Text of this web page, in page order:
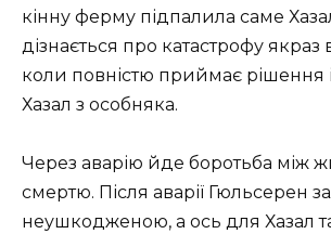
кінну ферму підпалила саме
дізнається про катастрофу
коли повністю приймає рішення
Хазал з особняка.
Через аварію йде боротьба між
смертю. Після аварії Гюльсерен
неушкодженою, а ось для Хазал